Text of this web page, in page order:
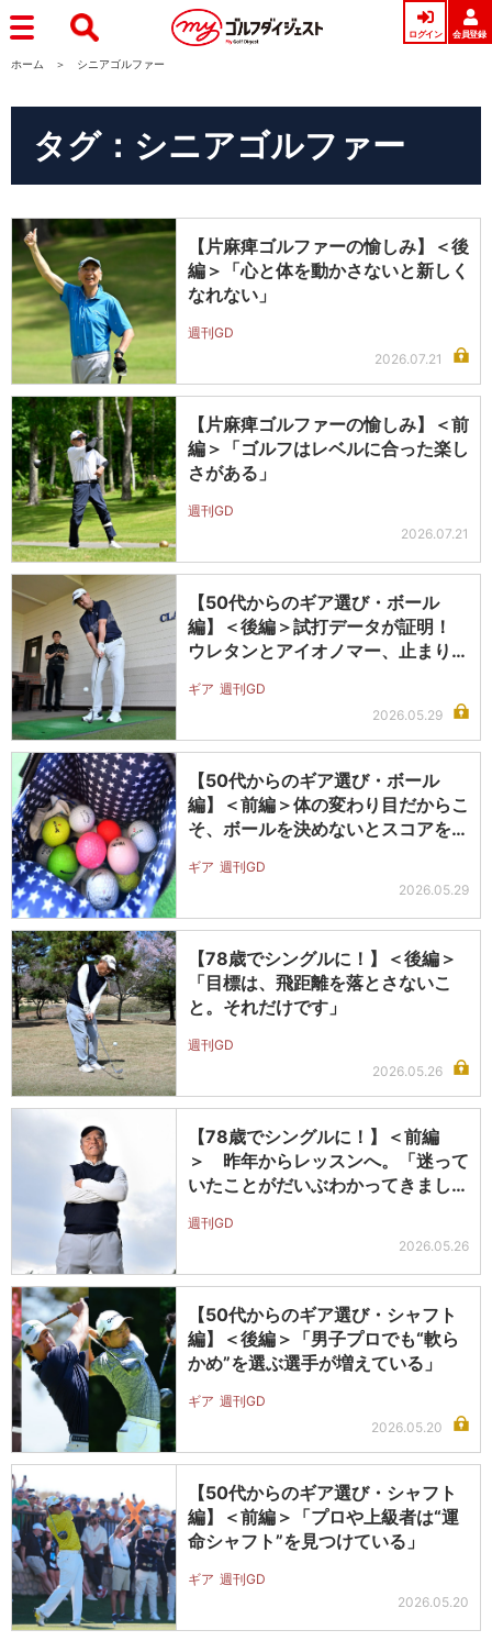
ログイン 会員登録
ホーム シニアゴルファー
タグ：シニアゴルファー
【片麻痺ゴルファーの愉しみ】＜後
編＞「心と体を動かさないと新しく
なれない」
週刊GD
2026.07.21
【片麻痺ゴルファーの愉しみ】＜前
編＞「ゴルフはレベルに合った楽し
さがある」
週刊GD
2026.07.21
【50代からのギア選び・ボール
編】＜後編＞試打データが証明！
ウレタンとアイオノマー、止まり方
ギア 週刊GD
2026.05.29
【50代からのギア選び・ボール
編】＜前編＞体の変わり目だからこ
そ、ボールを決めないとスコアを崩
ギア 週刊GD
2026.05.29
【78歳でシングルに！】＜後編＞
「目標は、飛距離を落とさないこ
と。それだけです」
週刊GD
2026.05.26
【78歳でシングルに！】＜前編
＞ 昨年からレッスンへ。「迷って
いたことがだいぶわかってきまし
週刊GD
2026.05.26
【50代からのギア選び・シャフト
編】＜後編＞「男子プロでも“軟ら
かめ”を選ぶ選手が増えている」
ギア 週刊GD
2026.05.20
【50代からのギア選び・シャフト
編】＜前編＞「プロや上級者は“運
命シャフト”を見つけている」
ギア 週刊GD
2026.05.20